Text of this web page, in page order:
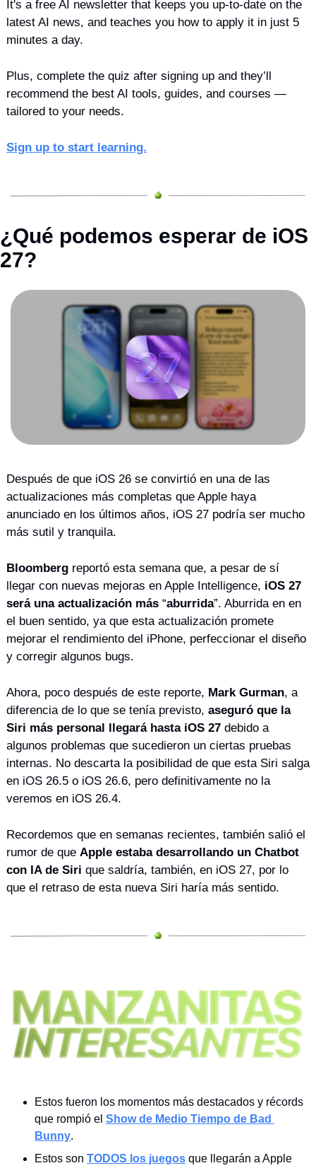
It's a free AI newsletter that keeps you up-to-date on the
latest AI news, and teaches you how to apply it in just 5
minutes a day.
Plus, complete the quiz after signing up and they’ll
recommend the best AI tools, guides, and courses —
tailored to your needs.
Sign up to start learning.
¿Qué podemos esperar de iOS
27?
Después de que iOS 26 se convirtió en una de las
actualizaciones más completas que Apple haya
anunciado en los últimos años, iOS 27 podría ser mucho
más sutil y tranquila.
Bloomberg reportó esta semana que, a pesar de sí
llegar con nuevas mejoras en Apple Intelligence, iOS 27
será una actualización más “aburrida”. Aburrida en en
el buen sentido, ya que esta actualización promete
mejorar el rendimiento del iPhone, perfeccionar el diseño
y corregir algunos bugs.
Ahora, poco después de este reporte, Mark Gurman, a
diferencia de lo que se tenía previsto, aseguró que la
Siri más personal llegará hasta iOS 27 debido a
algunos problemas que sucedieron un ciertas pruebas
internas. No descarta la posibilidad de que esta Siri salga
en iOS 26.5 o iOS 26.6, pero definitivamente no la
veremos en iOS 26.4.
Recordemos que en semanas recientes, también salió el
rumor de que Apple estaba desarrollando un Chatbot
con IA de Siri que saldría, también, en iOS 27, por lo
que el retraso de esta nueva Siri haría más sentido.
Estos fueron los momentos más destacados y récords
que rompió el Show de Medio Tiempo de Bad
Bunny.
Estos son TODOS los juegos que llegarán a Apple